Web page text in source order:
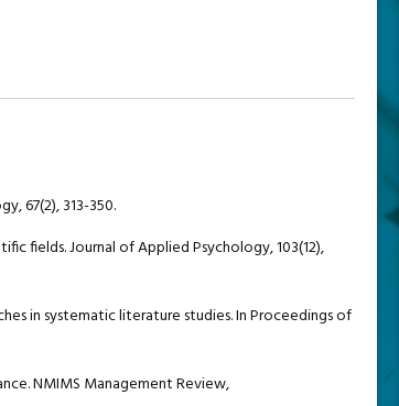
67(2), 313-350.
fields. Journal of Applied Psychology, 103(12),
in systematic literature studies. In Proceedings of
NMIMS Management Review,